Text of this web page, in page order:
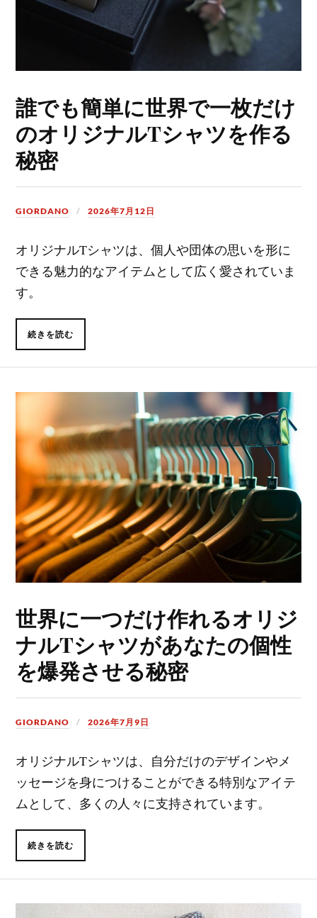
誰でも簡単に世界で一枚だけ
のオリジナルTシャツを作る
秘密
GIORDANO 2026年7月12日
オリジナルTシャツは、個人や団体の思いを形に
できる魅力的なアイテムとして広く愛されていま
す。
続きを読む
世界に一つだけ作れるオリジ
ナルTシャツがあなたの個性
を爆発させる秘密
GIORDANO 2026年7月9日
オリジナルTシャツは、自分だけのデザインやメ
ッセージを身につけることができる特別なアイテ
ムとして、多くの人々に支持されています。
続きを読む